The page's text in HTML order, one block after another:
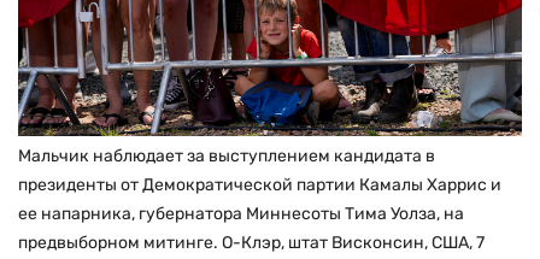
Мальчик наблюдает за выступлением кандидата в
президенты от Демократической партии Камалы Харрис и
ее напарника, губернатора Миннесоты Тима Уолза, на
предвыборном митинге. О-Клэр, штат Висконсин, США, 7